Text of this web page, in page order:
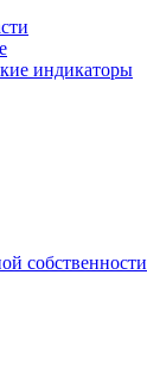
индикаторы
собственности